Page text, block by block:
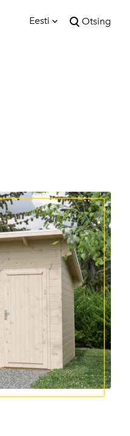
Eesti Otsing